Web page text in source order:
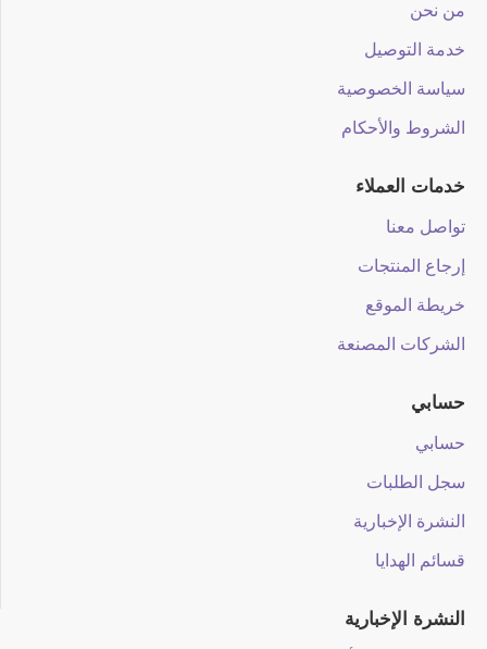
من نحن
خدمة التوصيل
سياسة الخصوصية
الشروط والأحكام
خدمات العملاء
تواصل معنا
إرجاع المنتجات
خريطة الموقع
الشركات المصنعة
حسابي
حسابي
سجل الطلبات
النشرة الإخبارية
قسائم الهدايا
النشرة الإخبارية